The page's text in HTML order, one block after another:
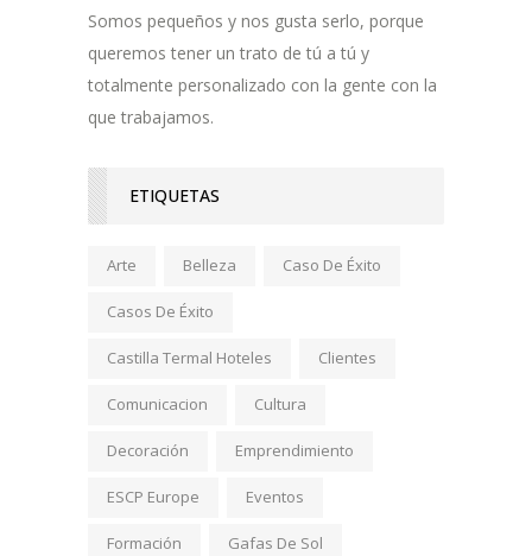
Somos pequeños y nos gusta serlo, porque
queremos tener un trato de tú a tú y
totalmente personalizado con la gente con la
que trabajamos.
ETIQUETAS
Arte Belleza Caso De Éxito
Casos De Éxito
Castilla Termal Hoteles Clientes
Comunicacion Cultura
Decoración Emprendimiento
ESCP Europe Eventos
Formación Gafas De Sol